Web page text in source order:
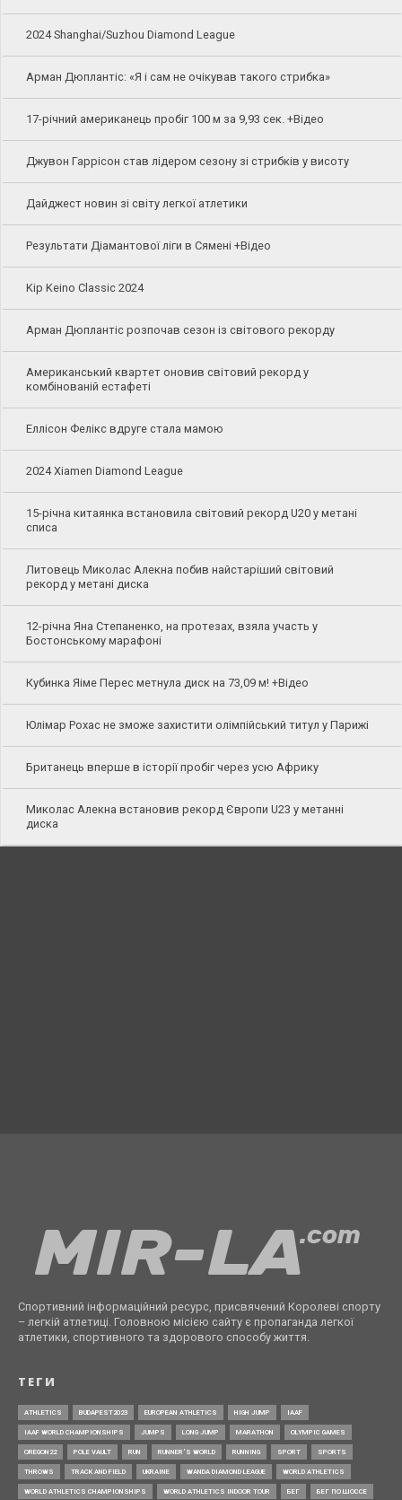
2024 Shanghai/Suzhou Diamond League
Арман Дюплантіс: «Я і сам не очікував такого стрибка»
17-річний американець пробіг 100 м за 9,93 сек. +Відео
Джувон Гаррісон став лідером сезону зі стрибків у висоту
Дайджест новин зі світу легкої атлетики
Результати Діамантової ліги в Сямені +Відео
Kip Keino Classic 2024
Арман Дюплантіс розпочав сезон із світового рекорду
Американський квартет оновив світовий рекорд у
комбінованій естафеті
Еллісон Фелікс вдруге стала мамою
2024 Xiamen Diamond League
15-річна китаянка встановила світовий рекорд U20 у метані
списа
Литовець Миколас Алекна побив найстаріший світовий
рекорд у метані диска
12-річна Яна Степаненко, на протезах, взяла участь у
Бостонському марафоні
Кубинка Яіме Перес метнула диск на 73,09 м! +Відео
Юлімар Рохас не зможе захистити олімпійський титул у Парижі
Британець вперше в історії пробіг через усю Африку
Миколас Алекна встановив рекорд Європи U23 у метанні
диска
Спортивний інформаційний ресурс, присвячений Королеві спорту
– легкій атлетиці. Головною місією сайту є пропаганда легкої
атлетики, спортивного та здорового способу життя.
ТЕГИ
ATHLETICS BUDAPEST2023 EUROPEAN ATHLETICS HIGH JUMP IAAF
IAAF WORLD CHAMPIONSHIPS JUMPS LONG JUMP MARATHON OLYMPIC GAMES
OREGON22 POLE VAULT RUN RUNNER’S WORLD RUNNING SPORT SPORTS
THROWS TRACK AND FIELD UKRAINE WANDA DIAMOND LEAGUE WORLD ATHLETICS
WORLD ATHLETICS CHAMPIONSHIPS WORLD ATHLETICS INDOOR TOUR БЕГ БЕГ ПО ШОССЕ